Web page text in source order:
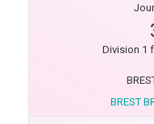
Division 1
BREST